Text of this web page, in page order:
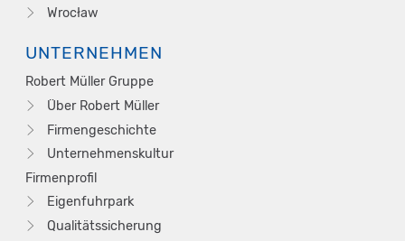
Wrocław
UNTERNEHMEN
Robert Müller Gruppe
Über Robert Müller
Firmengeschichte
Unternehmenskultur
Firmenprofil
Eigenfuhrpark
Qualitätssicherung